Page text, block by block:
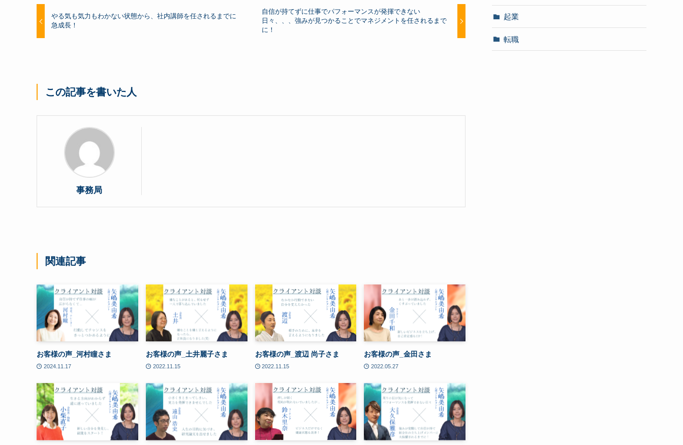
やる気も気力もわかない状態から、社内講師を任されるまでに
急成長！
自信が持てずに仕事でパフォーマンスが発揮できない
日々、、、強みが見つかることでマネジメントを任されるまで
に！
この記事を書いた人
事務局
関連記事
お客様の声_河村瞳さま
2024.11.17
お客様の声_土井麗子さま
2022.11.15
お客様の声_渡辺 尚子さま
2022.11.15
お客様の声_金田さま
2022.05.27
起業
転職